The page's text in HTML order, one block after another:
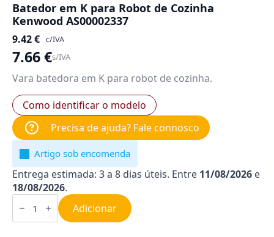
Batedor em K para Robot de Cozinha
Kenwood AS00002337
9.42€ c/IVA
7.66€s/IVA
Vara batedora em K para robot de cozinha.
Como identificar o modelo
Precisa de ajuda? Fale connosco
Artigo sob encomenda
Entrega estimada: 3 a 8 dias úteis. Entre 11/08/2026 e
18/08/2026.
Quantidade
de
em
Adicionar